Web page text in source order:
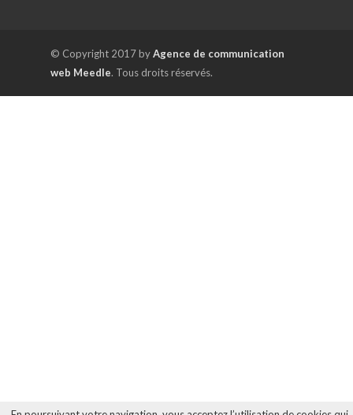
© Copyright 2017 byAgence de communication
web Meedle. Tous droits réservés.